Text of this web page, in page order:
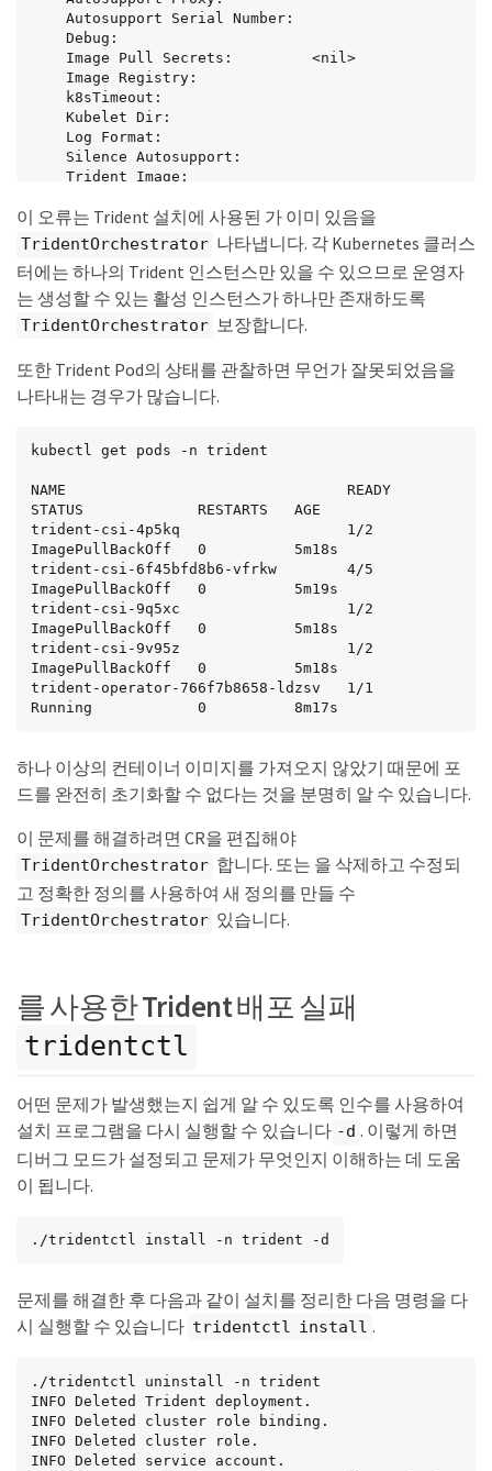
to another CR 'trident'
  Namespace:                    trident-2
  Status:                       Error
  Version:
Events:
Message
-------
  Warning  Error   16s (x2 over 16s)  trident-
이 오류는 Trident 설치에 사용된 가 이미 있음을
TridentOrchestrator 나타냅니다. 각 Kubernetes 클러스
터에는 하나의 Trident 인스턴스만 있을 수 있으므로 운영자
는 생성할 수 있는 활성 인스턴스가 하나만 존재하도록
TridentOrchestrator 보장합니다.
또한 Trident Pod의 상태를 관찰하면 무언가 잘못되었음을
나타내는 경우가 많습니다.
kubectl get pods -n trident
NAME                                READY
STATUS             RESTARTS   AGE
trident-csi-4p5kq                   1/2
ImagePullBackOff   0          5m18s
trident-csi-6f45bfd8b6-vfrkw        4/5
ImagePullBackOff   0          5m19s
trident-csi-9q5xc                   1/2
ImagePullBackOff   0          5m18s
trident-csi-9v95z                   1/2
ImagePullBackOff   0          5m18s
trident-operator-766f7b8658-ldzsv   1/1
Running            0          8m17s
하나 이상의 컨테이너 이미지를 가져오지 않았기 때문에 포
드를 완전히 초기화할 수 없다는 것을 분명히 알 수 있습니다.
이 문제를 해결하려면 CR을 편집해야
TridentOrchestrator 합니다. 또는 을 삭제하고 수정되
고 정확한 정의를 사용하여 새 정의를 만들 수
TridentOrchestrator 있습니다.
를 사용한 Trident 배포 실패
tridentctl
어떤 문제가 발생했는지 쉽게 알 수 있도록 인수를 사용하여
설치 프로그램을 다시 실행할 수 있습니다 -d . 이렇게 하면
디버그 모드가 설정되고 문제가 무엇인지 이해하는 데 도움
이 됩니다.
./tridentctl install -n trident -d
문제를 해결한 후 다음과 같이 설치를 정리한 다음 명령을 다
시 실행할 수 있습니다 tridentctl install .
./tridentctl uninstall -n trident
INFO Deleted Trident deployment.
INFO Deleted cluster role binding.
INFO Deleted cluster role.
INFO Deleted service account.